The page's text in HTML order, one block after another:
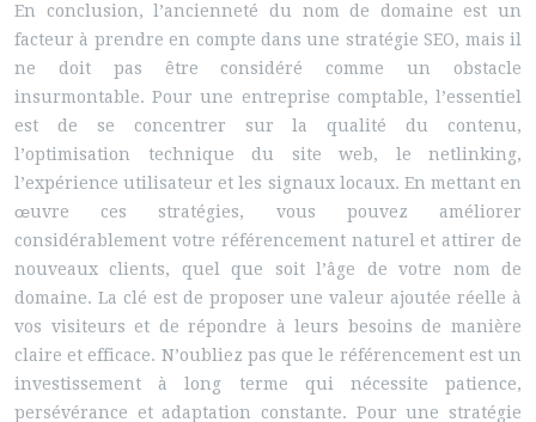
En conclusion, l’ancienneté du nom de domaine est un
facteur à prendre en compte dans une stratégie SEO, mais il
ne doit pas être considéré comme un obstacle
insurmontable. Pour une entreprise comptable, l’essentiel
est de se concentrer sur la qualité du contenu,
l’optimisation technique du site web, le netlinking,
l’expérience utilisateur et les signaux locaux. En mettant en
œuvre ces stratégies, vous pouvez améliorer
considérablement votre référencement naturel et attirer de
nouveaux clients, quel que soit l’âge de votre nom de
domaine. La clé est de proposer une valeur ajoutée réelle à
vos visiteurs et de répondre à leurs besoins de manière
claire et efficace. N’oubliez pas que le référencement est un
investissement à long terme qui nécessite patience,
persévérance et adaptation constante. Pour une stratégie